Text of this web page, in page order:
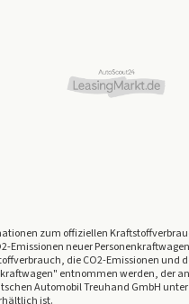
zum offiziellen
Emissionen neuer
die CO2-Emissionen und
entnommen werden, der
Automobil Treuhand GmbH
ist.